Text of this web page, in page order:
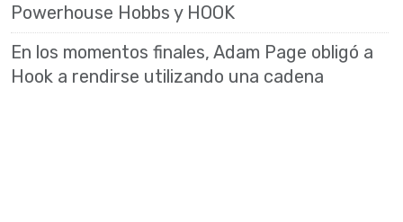
Powerhouse Hobbs y HOOK
En los momentos finales, Adam Page obligó a
Hook a rendirse utilizando una cadena